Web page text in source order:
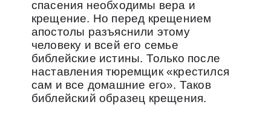
спасения необходимы вера и
крещение. Но перед крещением
апостолы разъяснили этому
человеку и всей его семье
библейские истины. Только после
наставления тюремщик «крестился
сам и все домашние его». Таков
библейский образец крещения.